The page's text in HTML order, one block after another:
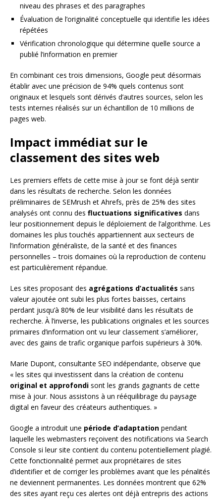
niveau des phrases et des paragraphes
Évaluation de l’originalité conceptuelle qui identifie les idées
répétées
Vérification chronologique qui détermine quelle source a
publié l’information en premier
En combinant ces trois dimensions, Google peut désormais
établir avec une précision de 94% quels contenus sont
originaux et lesquels sont dérivés d’autres sources, selon les
tests internes réalisés sur un échantillon de 10 millions de
pages web.
Impact immédiat sur le
classement des sites web
Les premiers effets de cette mise à jour se font déjà sentir
dans les résultats de recherche. Selon les données
préliminaires de SEMrush et Ahrefs, près de 25% des sites
analysés ont connu des fluctuations significatives dans
leur positionnement depuis le déploiement de l’algorithme. Les
domaines les plus touchés appartiennent aux secteurs de
l’information généraliste, de la santé et des finances
personnelles – trois domaines où la reproduction de contenu
est particulièrement répandue.
Les sites proposant des agrégations d’actualités sans
valeur ajoutée ont subi les plus fortes baisses, certains
perdant jusqu’à 80% de leur visibilité dans les résultats de
recherche. À l’inverse, les publications originales et les sources
primaires d’information ont vu leur classement s’améliorer,
avec des gains de trafic organique parfois supérieurs à 30%.
Marie Dupont, consultante SEO indépendante, observe que
« les sites qui investissent dans la création de contenu
original et approfondi sont les grands gagnants de cette
mise à jour. Nous assistons à un rééquilibrage du paysage
digital en faveur des créateurs authentiques. »
Google a introduit une période d’adaptation pendant
laquelle les webmasters reçoivent des notifications via Search
Console si leur site contient du contenu potentiellement plagié.
Cette fonctionnalité permet aux propriétaires de sites
d’identifier et de corriger les problèmes avant que les pénalités
ne deviennent permanentes. Les données montrent que 62%
des sites ayant reçu ces alertes ont déjà entrepris des actions